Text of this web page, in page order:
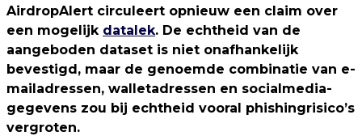
AirdropAlert circuleert opnieuw een claim over
een mogelijk datalek. De echtheid van de
aangeboden dataset is niet onafhankelijk
bevestigd, maar de genoemde combinatie van e-
mailadressen, walletadressen en socialmedia-
gegevens zou bij echtheid vooral phishingrisico’s
vergroten.